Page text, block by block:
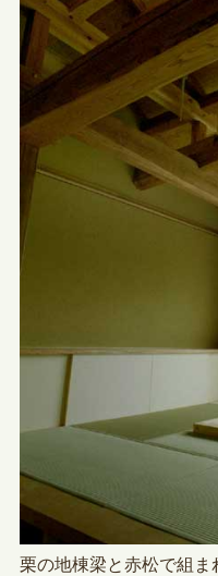
栗の地棟梁と赤松で組